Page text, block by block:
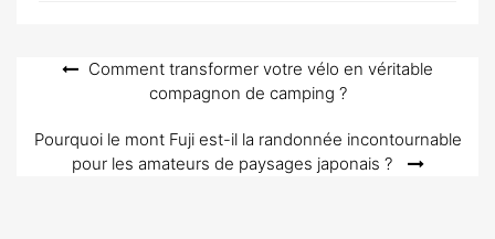
Navigation
l’article
Comment transformer votre vélo en véritable
compagnon de camping ?
Pourquoi le mont Fuji est-il la randonnée incontournable
pour les amateurs de paysages japonais ?